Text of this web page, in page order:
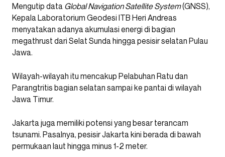
Mengutip data Global Navigation Satellite System(GNSS),
Kepala Laboratorium Geodesi ITB Heri Andreas
menyatakan adanya akumulasi energi di bagian
megathrust dari Selat Sunda hingga pesisir selatan Pulau
Jawa.
Wilayah-wilayah itu mencakup Pelabuhan Ratu dan
Parangtritis bagian selatan sampai ke pantai di wilayah
Jawa Timur.
Jakarta juga memiliki potensi yang besar terancam
tsunami. Pasalnya, pesisir Jakarta kini berada di bawah
permukaan laut hingga minus 1-2 meter.